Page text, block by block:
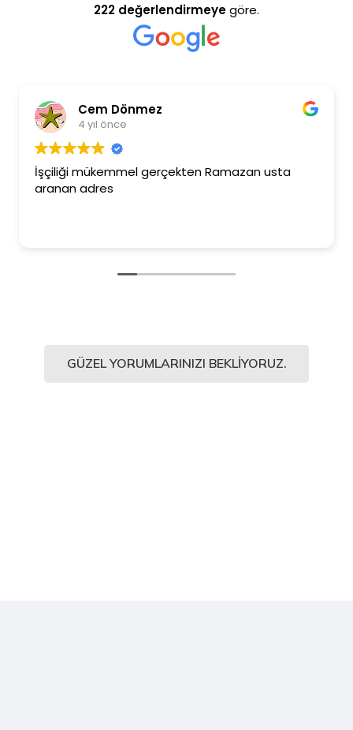
222 değerlendirmeyegöre.
Cem Dönmez
4 yıl önce
İşçiliği mükemmel gerçekten Ramazan usta
aranan adres
GÜZEL YORUMLARINIZI BEKLIYORUZ.